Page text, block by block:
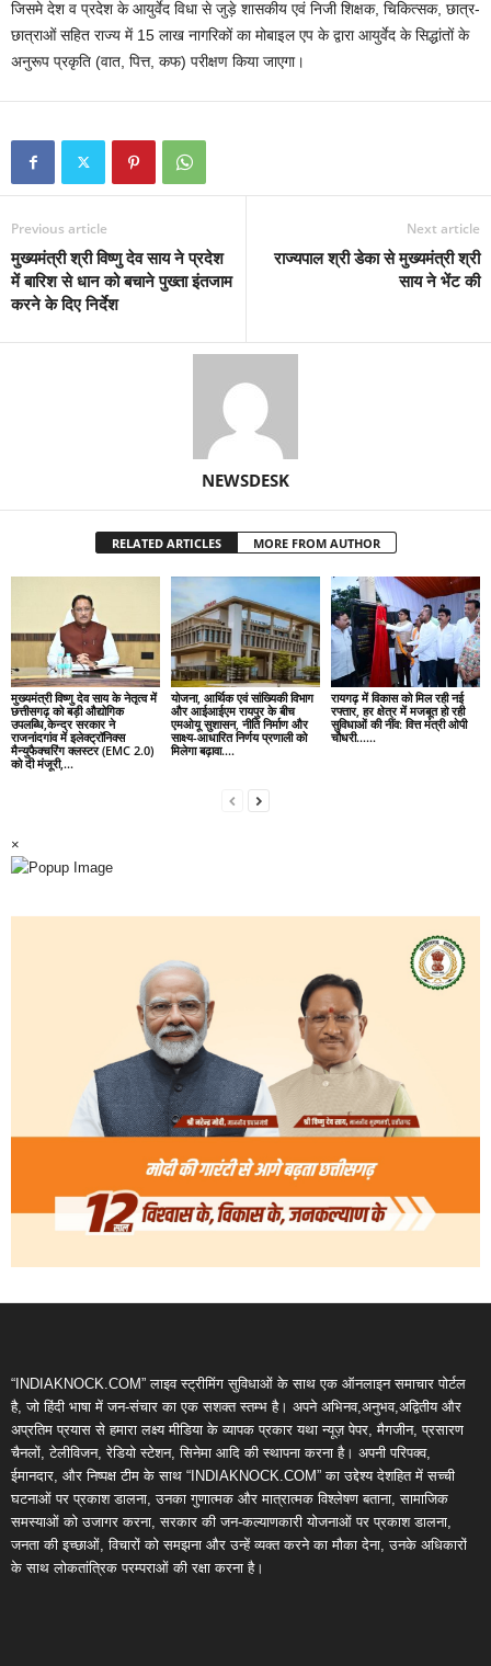
जिसमे देश व प्रदेश के आयुर्वेद विधा से जुड़े शासकीय एवं निजी शिक्षक, चिकित्सक, छात्र-
छात्राओं सहित राज्य में 15 लाख नागरिकों का मोबाइल एप के द्वारा आयुर्वेद के सिद्धांतों के
अनुरूप प्रकृति (वात, पित्त, कफ) परीक्षण किया जाएगा।
Previous article
मुख्यमंत्री श्री विष्णु देव साय ने प्रदेश
में बारिश से धान को बचाने पुख्ता इंतजाम
करने के दिए निर्देश
Next article
राज्यपाल श्री डेका से मुख्यमंत्री श्री
साय ने भेंट की
NEWSDESK
RELATED ARTICLES MORE FROM AUTHOR
मुख्यमंत्री विष्णु देव साय के नेतृत्व में
छत्तीसगढ़ को बड़ी औद्योगिक
उपलब्धि,केन्द्र सरकार ने
राजनांदगांव में इलेक्ट्रॉनिक्स
मैन्युफैक्चरिंग क्लस्टर (EMC 2.0)
को दी मंजूरी,...
योजना, आर्थिक एवं सांख्यिकी विभाग
और आईआईएम रायपुर के बीच
एमओयू सुशासन, नीति निर्माण और
साक्ष्य-आधारित निर्णय प्रणाली को
मिलेगा बढ़ावा….
रायगढ़ में विकास को मिल रही नई
रफ्तार, हर क्षेत्र में मजबूत हो रही
सुविधाओं की नींव: वित्त मंत्री ओपी
चौधरी……
×
“INDIAKNOCK.COM” लाइव स्ट्रीमिंग सुविधाओं के साथ एक ऑनलाइन समाचार पोर्टल
है, जो हिंदी भाषा में जन-संचार का एक सशक्त स्तम्भ है। अपने अभिनव,अनुभव,अद्वितीय और
अप्रतिम प्रयास से हमारा लक्ष्य मीडिया के व्यापक प्रकार यथा न्यूज़ पेपर, मैगजीन, प्रसारण
चैनलों, टेलीविजन, रेडियो स्टेशन, सिनेमा आदि की स्थापना करना है। अपनी परिपक्व,
ईमानदार, और निष्पक्ष टीम के साथ “INDIAKNOCK.COM” का उद्देश्य देशहित में सच्ची
घटनाओं पर प्रकाश डालना, उनका गुणात्मक और मात्रात्मक विश्लेषण बताना, सामाजिक
समस्याओं को उजागर करना, सरकार की जन-कल्याणकारी योजनाओं पर प्रकाश डालना,
जनता की इच्छाओं, विचारों को समझना और उन्हें व्यक्त करने का मौका देना, उनके अधिकारों
के साथ लोकतांत्रिक परम्पराओं की रक्षा करना है।